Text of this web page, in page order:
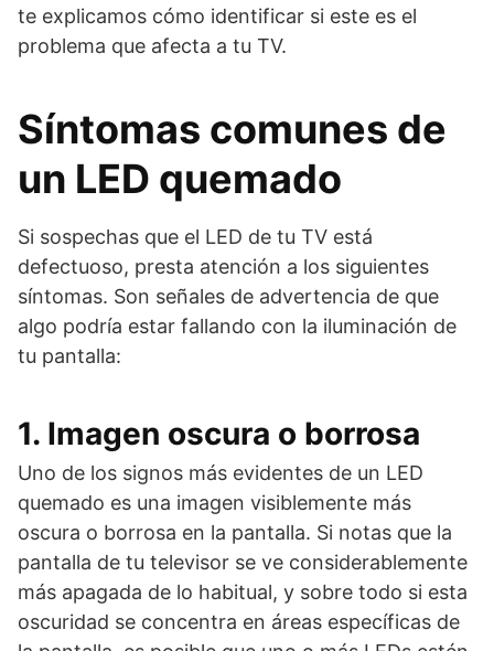
te explicamos cómo identificar si este es el
problema que afecta a tu TV.
Síntomas comunes de
un LED quemado
Si sospechas que el LED de tu TV está
defectuoso, presta atención a los siguientes
síntomas. Son señales de advertencia de que
algo podría estar fallando con la iluminación de
tu pantalla:
1. Imagen oscura o borrosa
Uno de los signos más evidentes de un LED
quemado es una imagen visiblemente más
oscura o borrosa en la pantalla. Si notas que la
pantalla de tu televisor se ve considerablemente
más apagada de lo habitual, y sobre todo si esta
oscuridad se concentra en áreas específicas de